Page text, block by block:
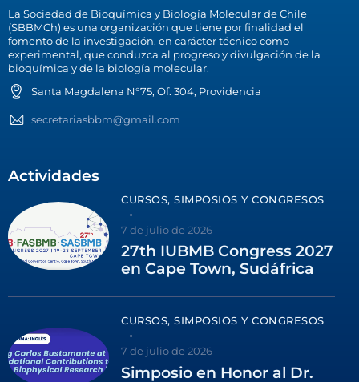
La Sociedad de Bioquímica y Biología Molecular de Chile
(SBBMCh) es una organización que tiene por finalidad el
fomento de la investigación, en carácter técnico como
experimental, que conduzca al progreso y divulgación de la
bioquímica y de la biología molecular.
Santa Magdalena N°75, Of. 304, Providencia
secretariasbbm@gmail.com
Actividades
CURSOS, SIMPOSIOS Y CONGRESOS
7 de julio de 2026
27th IUBMB Congress 2027
en Cape Town, Sudáfrica
CURSOS, SIMPOSIOS Y CONGRESOS
7 de julio de 2026
Simposio en Honor al Dr.